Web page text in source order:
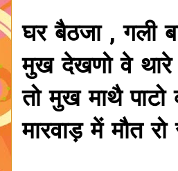
घर बैठजा , गली
मुख देखणो वे थारे
तो मुख माथै
मारवाड़ में मौत